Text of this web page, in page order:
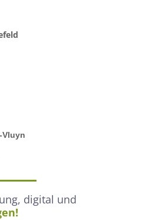
Vluyn
digital und